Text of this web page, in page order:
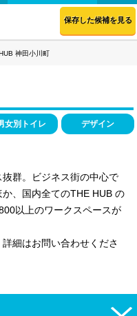
保存した候補を見る
神田小川町
女別トイレ デザイン
群。ビジネス街の中心で
、国内全てのTHE HUB の
以上のワークスペースが
細はお問い合わせくださ